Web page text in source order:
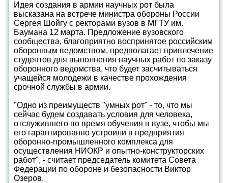
Идея создания в армии научных рот была
высказана на встрече министра обороны России
Сергея Шойгу с ректорами вузов в МГТУ им.
Баумана 12 марта. Предложение вузовского
сообщества, благоприятно воспринятое российским
оборонным ведомством, предполагает привлечение
студентов для выполнения научных работ по заказу
оборонного ведомства, что будет засчитываться
учащейся молодежи в качестве прохождения
срочной службы в армии.
"Одно из преимуществ "умных рот" - то, что мы
сейчас будем создавать условия для человека,
отслужившего во время обучения в вузе, чтобы мы
его гарантированно устроили в предприятия
оборонно-промышленного комплекса для
осуществления НИОКР и опытно-конструкторских
работ", - считает председатель комитета Совета
Федерации по обороне и безопасности Виктор
Озеров.